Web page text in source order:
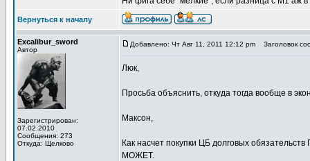
Вернуться к началу
Excalibur_sword
Автор
Зарегистрирован:
07.02.2010
Сообщения: 273
Откуда: Щелково
Добавлено: Чт Авг 11, 2011 12:12 pm Заголовок
Люк,
Просьба объяснить, откуда тогда вообще в
Максон,
Как насчет покупки ЦБ долговых
МОЖЕТ.